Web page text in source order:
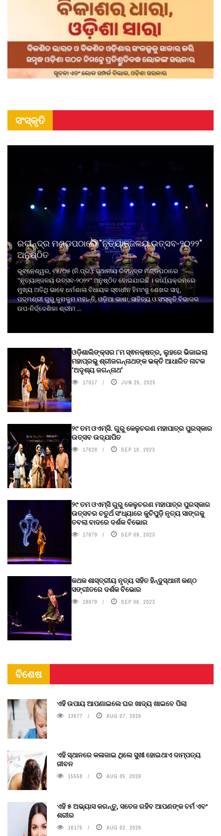
ସଂସ୍କୃତି
ରବୀନ୍ଦ୍ର ମଣ୍ଡପଠାରେ "ନୃତ୍ୟାଞ୍ଜଳୟ ଉତ୍ସବ-୨୦୨୨"
ଅନୁଷ୍ଠିତ
ଭୁବନେଶ୍ୱର, ୧୫/୦୫ (ନି.ପ୍ର.): ସ୍ଥାନୀୟ ରବୀନ୍ଦ୍ର ମଣ୍ଡପଠାରେ
"ନୃତ୍ୟାଞ୍ଜଳୟ ଉତ୍ସବ-୨୦୨୨" ଅନୁଷ୍ଠିତ ହୋଇଯାଇଛି । କାର୍ଯ୍ୟକ୍ରମରେ
ମୁଖ୍ୟ ଅତିଥି ଭାବେ ଧର୍ମଶାଳା ବିଧାୟକ ସ୍ଵାଧୀନ ହିମାଂଶୁ ଶେଖର ସାହୁ,
ପଦ୍ମଶ୍ରୀ ଗୁରୁ କୁମକୁମ ମହାନ୍ତି, ଓଡ଼ିଆ ଭାଷା, ସାହିତ୍ୟ ଓ ସଂସ୍କୃତି ବିଭାଗର
ଉପ-ନିର୍ଦ୍ଦେଶିକା ଶ୍ରୀମ ...
ଓଡ଼ିଶାଲିଙ୍କ୍ସର ୮ମ ସ୍ଵନକ୍ଷତ୍ର, ଲୁହରେ ଭିଜାଇଲା
ମହାପ୍ରଭୁ ଶ୍ରୀଜଗନ୍ନାଥଙ୍କ ଭକ୍ତି ଆଧାରିତ ନାଟକ
‘ଅଦୃଶ୍ୟ ଜଗନ୍ନାଥ‘
17017 JUN 25, 2025
୨୯ ତମ ଓଏମ୍‌ସି. ଗୁରୁ କେଳୁଚରଣ ମହାପାତ୍ର ପୁରସ୍କାର
ଉତ୍ସବ ଉଦ୍‍ଯାପିତ
17628 SEP 10, 2023
୨୯ ତମ ଓଏମ୍‌ସି ଗୁରୁ କେଳୁଚରଣ ମହାପାତ୍ର ପୁରସ୍କାର
ଉତ୍ସବର ଚତୁର୍ଥ ସଂଧ୍ୟାରେ କୁଚିପୁଡ଼ି ନୃତ୍ୟ ସାଙ୍ଗକୁ
ତବଲା ବାଦରେ ଦର୍ଶକ ବିଭୋର
17679 SEP 09, 2023
କଥକ ଶାସ୍ତ୍ରୀୟ ନୃତ୍ୟ ସହିତ ହିନ୍ଦୁସ୍ଥାନୀ କଣ୍ଠ
ସଙ୍ଗୀତରେ ଦର୍ଶକ ବିଭୋର
18079 SEP 06, 2023
ବିଶେଷ
ଏହି ଉପାୟ ଆପଣାଇଲେ ଘର ଖାଦ୍ୟ ଖାଇବେ ପିଲା
13677 AUG 07, 2026
ଏହି ସ୍ଥାନରେ କଳାଜାଇ ଥିଲେ ସୁଖୀ ହୋଇଥାଏ ଦାମ୍ପତ୍ୟ
ଜୀବନ
15558 AUG 05, 2026
ଏହି ୫ ଅଭ୍ୟାସ କରନ୍ତୁ, ସତେଜ ରହିବ ଆପଣଙ୍କ ଚର୍ମ ଏବଂ
ଶରୀର
16175 AUG 02, 2026